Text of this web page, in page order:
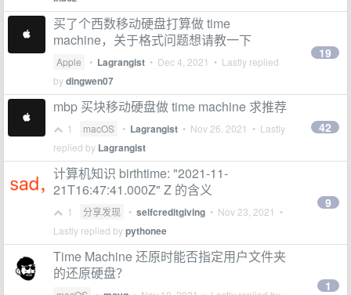
买了个西数移动硬盘打算做 time
machine，关于格式问题想请教一下
Apple • Lagrangist • Dec 4, 2021 • Lastly replied
bydingwen07
19
mbp 买块移动硬盘做 time machine 求推荐
1 macOS • Lagrangist • Nov 26, 2021 • Lastly
replied by Lagrangist
42
计算机知识 birthtime: "2021-11-
21T16:47:41.000Z" Z 的含义
1 分享发现 • selfcreditgiving • Nov 23, 2021 •
Lastly replied bypythonee
9
Time Machine 还原时能否指定用户文件夹
的还原硬盘？
1